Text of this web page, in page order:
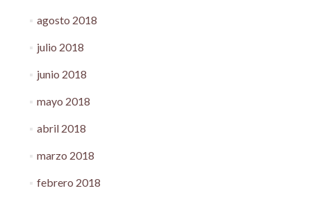
agosto 2018
julio 2018
junio 2018
mayo 2018
abril 2018
marzo 2018
febrero 2018